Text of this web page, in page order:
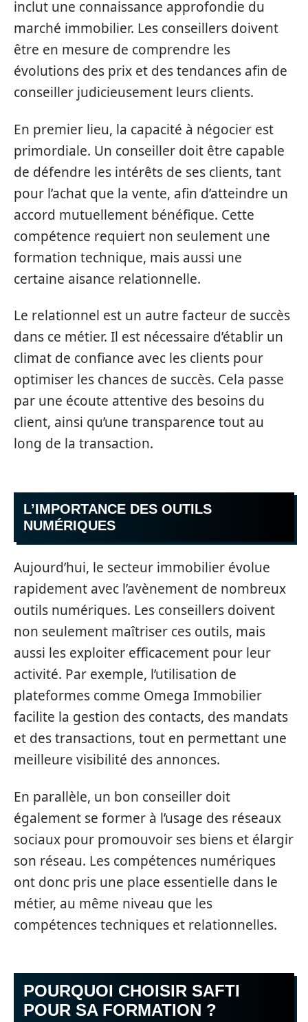
inclut une connaissance approfondie du
marché immobilier. Les conseillers doivent
être en mesure de comprendre les
évolutions des prix et des tendances afin de
conseiller judicieusement leurs clients.
En premier lieu, la capacité à négocier est
primordiale. Un conseiller doit être capable
de défendre les intérêts de ses clients, tant
pour l’achat que la vente, afin d’atteindre un
accord mutuellement bénéfique. Cette
compétence requiert non seulement une
formation technique, mais aussi une
certaine aisance relationnelle.
Le relationnel est un autre facteur de succès
dans ce métier. Il est nécessaire d’établir un
climat de confiance avec les clients pour
optimiser les chances de succès. Cela passe
par une écoute attentive des besoins du
client, ainsi qu’une transparence tout au
long de la transaction.
L’IMPORTANCE DES OUTILS
NUMÉRIQUES
Aujourd’hui, le secteur immobilier évolue
rapidement avec l’avènement de nombreux
outils numériques. Les conseillers doivent
non seulement maîtriser ces outils, mais
aussi les exploiter efficacement pour leur
activité. Par exemple, l’utilisation de
plateformes comme Omega Immobilier
facilite la gestion des contacts, des mandats
et des transactions, tout en permettant une
meilleure visibilité des annonces.
En parallèle, un bon conseiller doit
également se former à l’usage des réseaux
sociaux pour promouvoir ses biens et élargir
son réseau. Les compétences numériques
ont donc pris une place essentielle dans le
métier, au même niveau que les
compétences techniques et relationnelles.
POURQUOI CHOISIR SAFTI
POUR SA FORMATION ?